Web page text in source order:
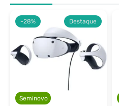
Seminovo
-28% Destaque